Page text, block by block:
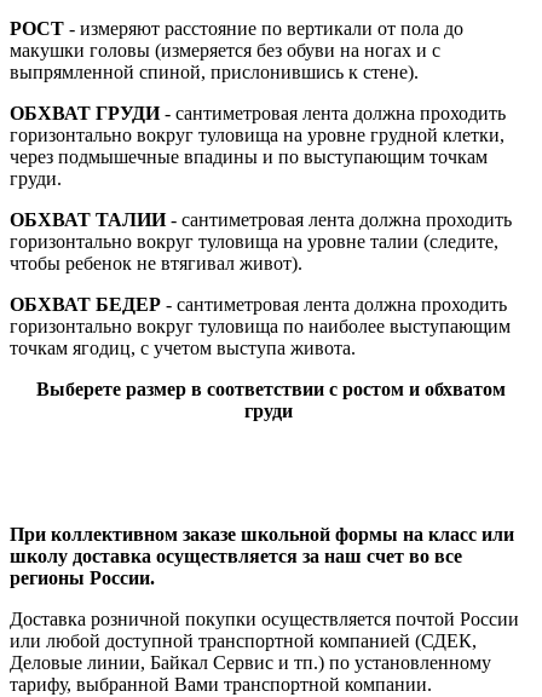
РОСТ - измеряют расстояние по вертикали от пола до
макушки головы (измеряется без обуви на ногах и с
выпрямленной спиной, прислонившись к стене).
ОБХВАТ ГРУДИ- сантиметровая лента должна проходить
горизонтально вокруг туловища на уровне грудной клетки,
через подмышечные впадины и по выступающим точкам
груди.
ОБХВАТ ТАЛИИ- сантиметровая лента должна проходить
горизонтально вокруг туловища на уровне талии (следите,
чтобы ребенок не втягивал живот).
ОБХВАТ БЕДЕР - сантиметровая лента должна проходить
горизонтально вокруг туловища по наиболее выступающим
точкам ягодиц, с учетом выступа живота.
Выберете размер в соответствии с ростом и обхватом
груди
При коллективном заказе школьной формы на класс или
школу доставка осуществляется за наш счет во все
регионы России.
Доставка розничной покупки осуществляется почтой России
или любой доступной транспортной компанией (СДЕК,
Деловые линии, Байкал Сервис и тп.) по установленному
тарифу, выбранной Вами транспортной компании.